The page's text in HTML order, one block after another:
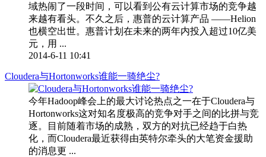
域热闹了一段时间，可以看到公有云计算市场的竞争越
来越有看头。不久之后，惠普的云计算产品 ——Helion
也横空出世。惠普计划在未来的两年内投入超过10亿美
元，用 ...
2014-6-11 10:41
Cloudera与Hortonworks谁能一骑绝尘?
今年Hadoop峰会上的最大讨论热点之一在于Cloudera与
Hortonworks这对知名度极高的竞争对手之间的比拼与竞
逐。目前随着市场的成熟，双方的对抗已经趋于白热
化，而Cloudera最近获得由英特尔牵头的大笔资金援助
的消息更 ...